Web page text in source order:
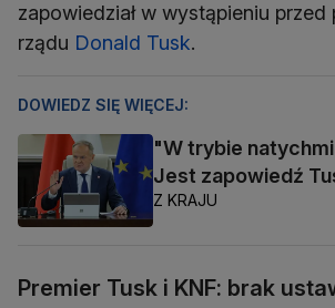
zapowiedział w wystąpieniu przed
rządu Donald Tusk.
DOWIEDZ SIĘ WIĘCEJ:
"W trybie
Jest zapowiedź
Z KRAJU
Premier Tusk i KNF: brak